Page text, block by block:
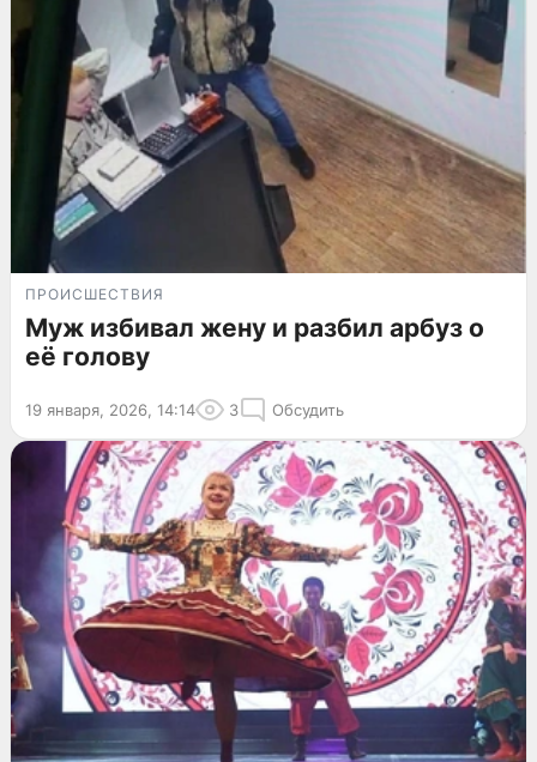
ПРОИСШЕСТВИЯ
Муж избивал жену и разбил арбуз о
её голову
19 января, 2026, 14:14 3 Обсудить